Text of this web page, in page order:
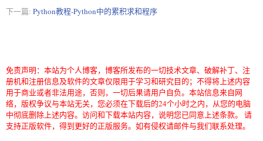
下一篇: Python教程-Python中的累积求和程序
免责声明：本站为个人博客，博客所发布的一切技术文章、破解补丁、注
册机和注册信息及软件的文章仅限用于学习和研究目的；不得将上述内容
用于商业或者非法用途，否则，一切后果请用户自负。本站信息来自网
络，版权争议与本站无关，您必须在下载后的24个小时之内，从您的电脑
中彻底删除上述内容。访问和下载本站内容，说明您已同意上述条款。 请
支持正版软件，得到更好的正版服务。如有侵权请邮件与我们联系处理。